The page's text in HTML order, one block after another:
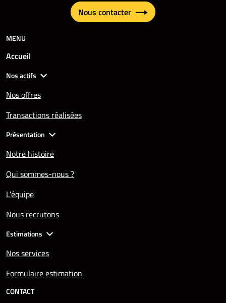
Nous contacter
MENU
Accueil
Nos actifs
Nos offres
Transactions réalisées
Présentation
Notre histoire
Qui sommes-nous ?
L'équipe
Nous recrutons
Estimations
Nos services
Formulaire estimation
CONTACT